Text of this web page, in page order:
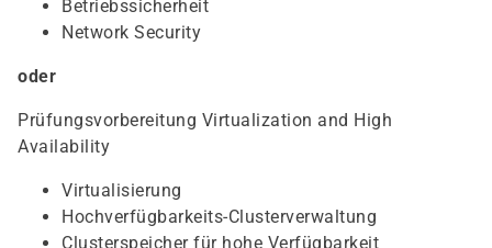
Betriebssicherheit
Network Security
oder
Prüfungsvorbereitung Virtualization and High
Availability
Virtualisierung
Hochverfügbarkeits-Clusterverwaltung
Clusterspeicher für hohe Verfügbarkeit